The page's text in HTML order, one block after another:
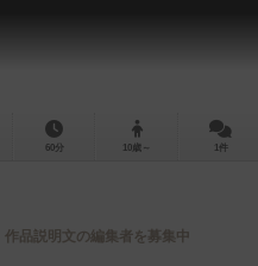
60分 10歳～ 1件
作品説明文の編集者を募集中